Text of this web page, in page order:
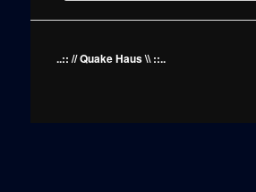
..:: // Quake Haus \\ ::..